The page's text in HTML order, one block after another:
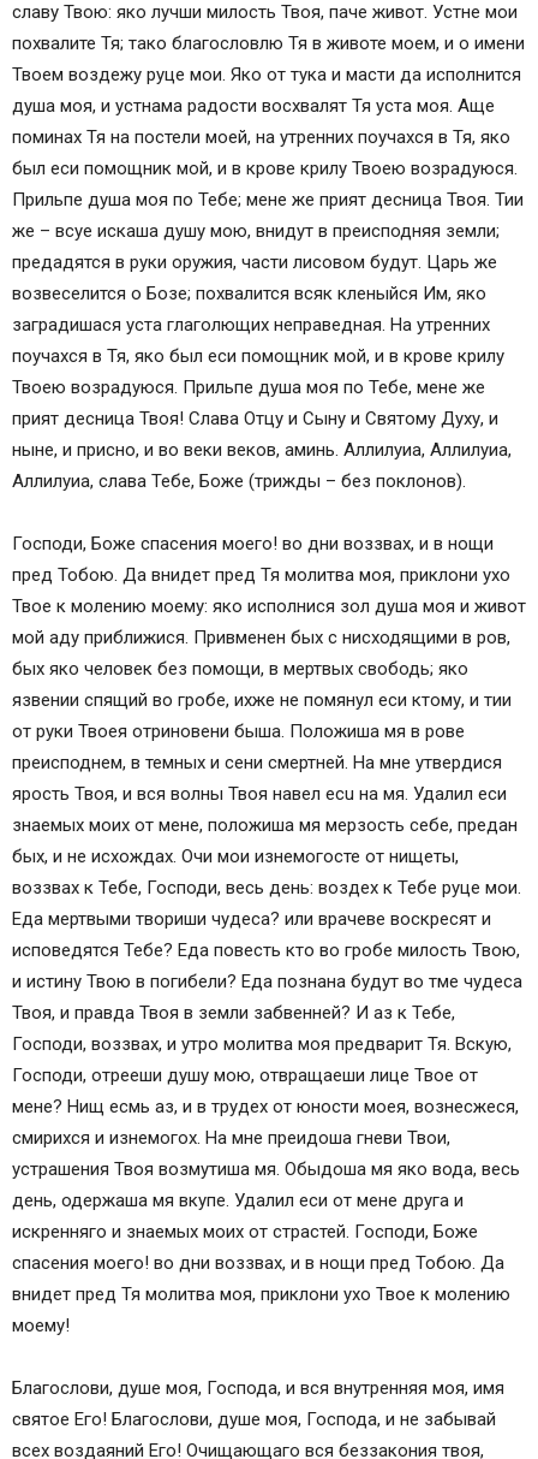
славу Твою: яко лучши милость Твоя, паче живот. Устне мои
похвалите Тя; тако благословлю Тя в животе моем, и о имени
Твоем воздежу руце мои. Яко от тука и масти да исполнится
душа моя, и устнама радости восхвалят Тя уста моя. Аще
поминах Тя на постели моей, на утренних поучахся в Тя, яко
был еси помощник мой, и в крове крилу Твоею возрадуюся.
Прильпе душа моя по Тебе; мене же прият десница Твоя. Тии
же – всуе искаша душу мою, внидут в преисподняя земли;
предадятся в руки оружия, части лисовом будут. Царь же
возвеселится о Бозе; похвалится всяк кленыйся Им, яко
заградишася уста глаголющих неправедная. На утренних
поучахся в Тя, яко был еси помощник мой, и в крове крилу
Твоею возрадуюся. Прильпе душа моя по Тебе, мене же
прият десница Твоя! Слава Отцу и Сыну и Святому Духу, и
ныне, и присно, и во веки веков, аминь. Аллилуиа, Аллилуиа,
Аллилуиа, слава Тебе, Боже (трижды – без поклонов).
Господи, Боже спасения моего! во дни воззвах, и в нощи
пред Тобою. Да внидет пред Тя молитва моя, приклони ухо
Твое к молению моему: яко исполнися зол душа моя и живот
мой аду приближися. Привменен бых с нисходящими в ров,
бых яко человек без помощи, в мертвых свободь; яко
язвении спящий во гробе, ихже не помянул еси ктому, и тии
от руки Твоея отриновени быша. Положиша мя в рове
преисподнем, в темных и сени смертней. На мне утвердися
ярость Твоя, и вся волны Твоя навел ecu на мя. Удалил еси
знаемых моих от мене, положиша мя мерзость себе, предан
бых, и не исхождах. Очи мои изнемогосте от нищеты,
воззвах к Тебе, Господи, весь день: воздех к Тебе руце мои.
Еда мертвыми твориши чудеса? или врачеве воскресят и
исповедятся Тебе? Еда повесть кто во гробе милость Твою,
и истину Твою в погибели? Еда познана будут во тме чудеса
Твоя, и правда Твоя в земли забвенней? И аз к Тебе,
Господи, воззвах, и утро молитва моя предварит Тя. Вскую,
Господи, отрееши душу мою, отвращаеши лице Твое от
мене? Нищ есмь аз, и в трудех от юности моея, вознесжеся,
смирихся и изнемогох. На мне преидоша гневи Твои,
устрашения Твоя возмутиша мя. Обыдоша мя яко вода, весь
день, одержаша мя вкупе. Удалил еси от мене друга и
искренняго и знаемых моих от страстей. Господи, Боже
спасения моего! во дни воззвах, и в нощи пред Тобою. Да
внидет пред Тя молитва моя, приклони ухо Твое к молению
моему!
Благослови, душе моя, Господа, и вся внутренняя моя, имя
святое Его! Благослови, душе моя, Господа, и не забывай
всех воздаяний Его! Очищающаго вся беззакония твоя,